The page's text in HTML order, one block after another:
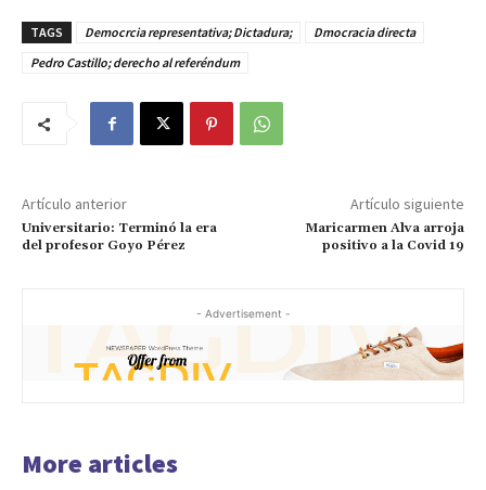
TAGS Democrcia representativa; Dictadura;
Dmocracia directa
Pedro Castillo; derecho al referéndum
Artículo anterior
Universitario: Terminó la era
del profesor Goyo Pérez
Artículo siguiente
Maricarmen Alva arroja
positivo a la Covid 19
- Advertisement -
More articles